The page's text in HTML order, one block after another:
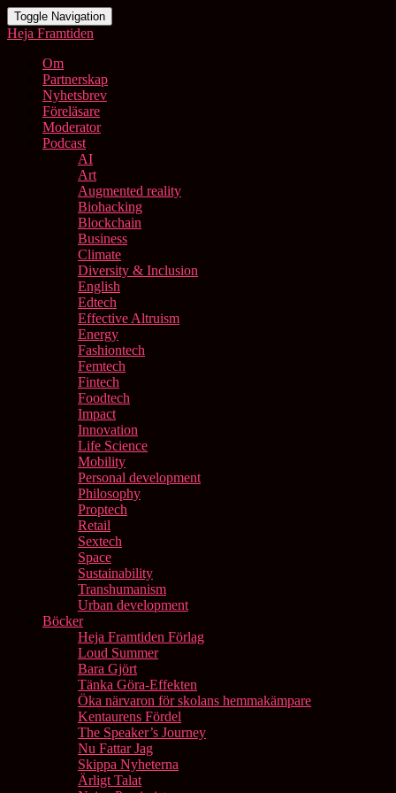
Toggle Navigation
Heja Framtiden
Om
Partnerskap
Nyhetsbrev
Föreläsare
Moderator
Podcast
AI
Art
Augmented reality
Biohacking
Blockchain
Business
Climate
Diversity & Inclusion
English
Edtech
Effective Altruism
Energy
Fashiontech
Femtech
Fintech
Foodtech
Impact
Innovation
Life Science
Mobility
Personal development
Philosophy
Proptech
Retail
Sextech
Space
Sustainability
Transhumanism
Urban development
Böcker
Heja Framtiden Förlag
Loud Summer
Bara Gjört
Tänka Göra-Effekten
Öka närvaron för skolans hemmakämpare
Kentaurens Fördel
The Speaker’s Journey
Nu Fattar Jag
Skippa Nyheterna
Ärligt Talat